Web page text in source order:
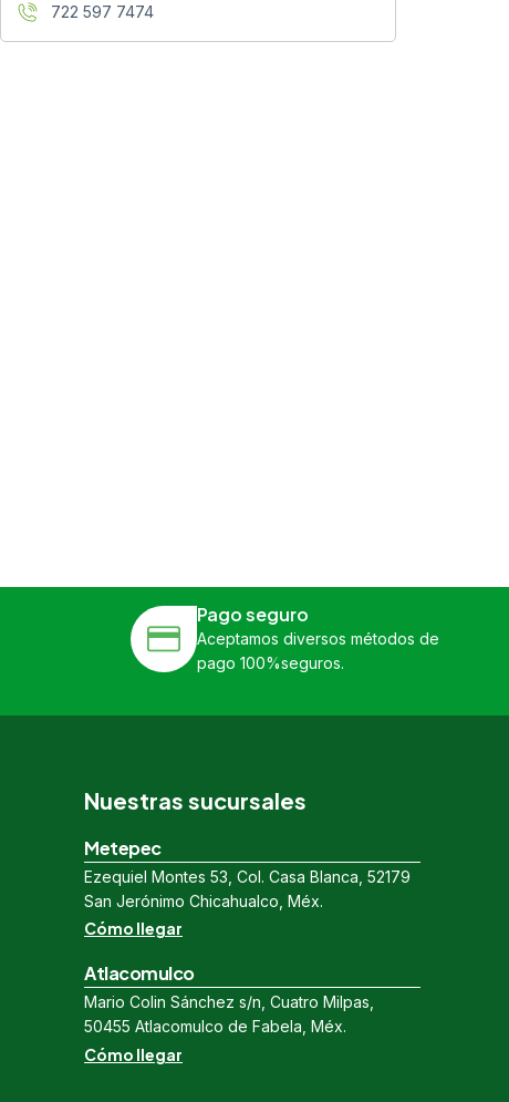
722 597 7474
Pago seguro
Aceptamos diversos métodos de
pago 100%seguros.
Nuestras sucursales
Metepec
Ezequiel Montes 53, Col. Casa Blanca, 52179
San Jerónimo Chicahualco, Méx.
Cómo llegar
Atlacomulco
Mario Colin Sánchez s/n, Cuatro Milpas,
50455 Atlacomulco de Fabela, Méx.
Cómo llegar